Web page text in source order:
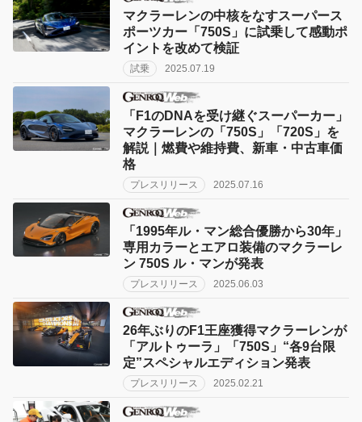
マクラーレンの中核をなすスーパース
ポーツカー「750S」に試乗して感動ポ
イントを改めて検証
試乗 2025.07.19
「F1のDNAを受け継ぐスーパーカー」
マクラーレンの「750S」「720S」を
解説｜燃費や維持費、新車・中古車価
格
プレスリリース 2025.07.16
「1995年ル・マン総合優勝から30年」
専用カラーとエアロ装備のマクラーレ
ン 750S ル・マンが発表
プレスリリース 2025.06.03
26年ぶりのF1王座獲得マクラーレンが
「アルトゥーラ」「750S」“各9台限
定”スペシャルエディション発表
プレスリリース 2025.02.21